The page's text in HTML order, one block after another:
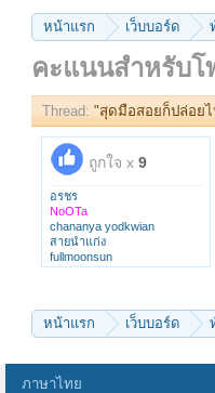
หน้าแรก เว็บบอร์ด
คะแนนสำหรับโ
Thread: "สุดมือสอยก็ปล่อย
ถูกใจ x 9
อรชร
NoOTa
chananya yodkwian
สายนำแก่ง
fullmoonsun
คาคะ
วิญญาณนิพพาน
หน้าแรก เว็บบอร์ด
ภาษาไทย